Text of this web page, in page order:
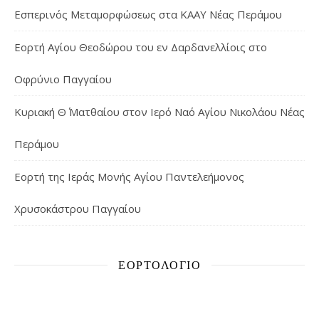
Εσπερινός Μεταμορφώσεως στα ΚΑΑΥ Νέας Περάμου
Εορτή Αγίου Θεοδώρου του εν Δαρδανελλίοις στο
Οφρύνιο Παγγαίου
Κυριακή Θ΄ Ματθαίου στον Ιερό Ναό Αγίου Νικολάου Νέας
Περάμου
Εορτή της Ιεράς Μονής Αγίου Παντελεήμονος
Χρυσοκάστρου Παγγαίου
ΕΟΡΤΟΛΌΓΙΟ